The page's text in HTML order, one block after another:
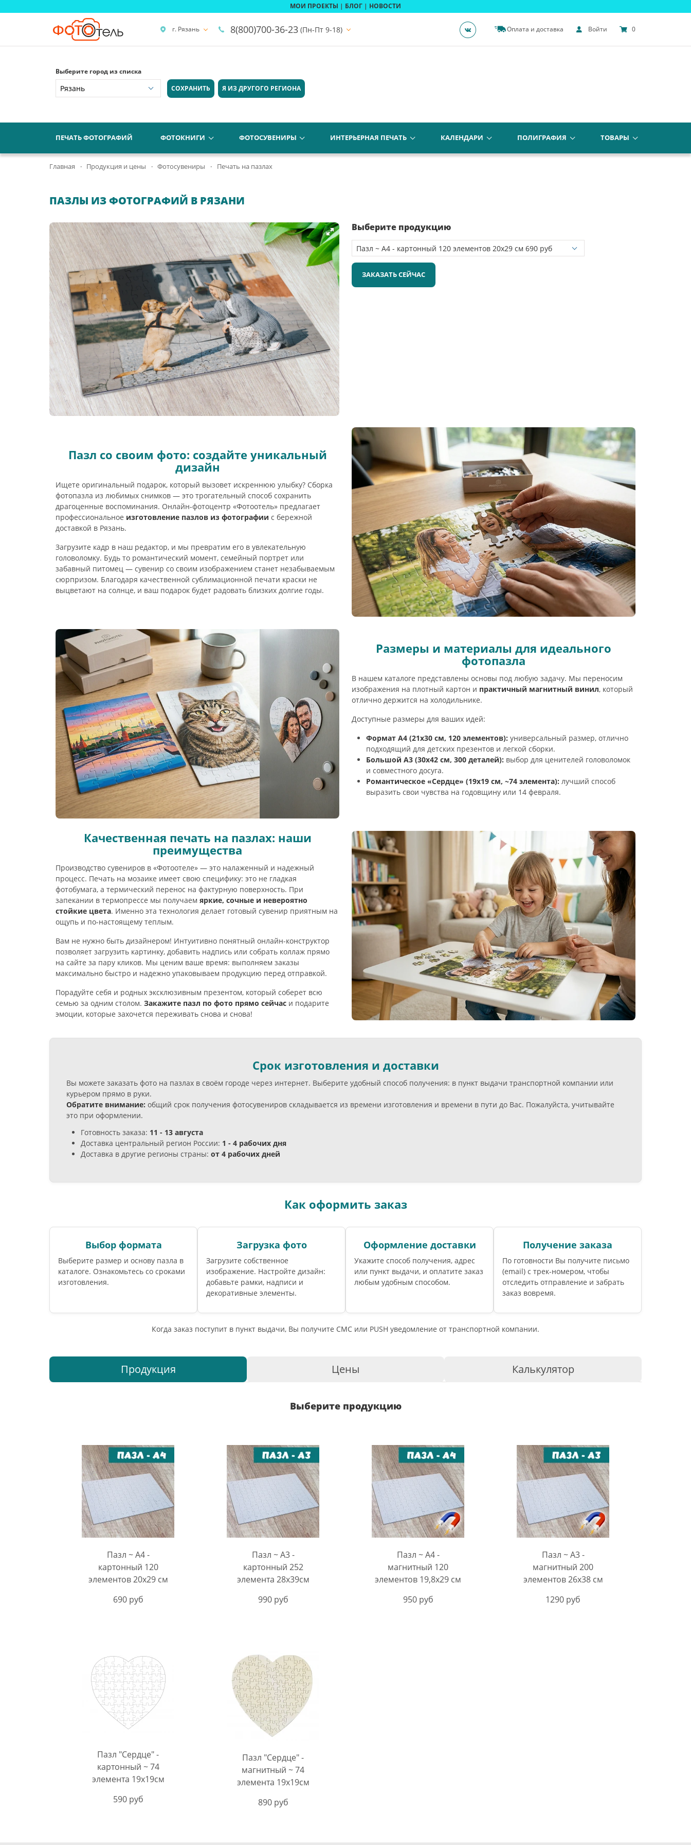
МОИ ПРОЕКТЫ | БЛОГ | НОВОСТИ
г. Рязань 8(800)700-36-23 (Пн-Пт 9-18) Оплата и доставка Войти 0
Выберите город из списка
СОХРАНИТЬ
Я ИЗ ДРУГОГО РЕГИОНА
ПЕЧАТЬ ФОТОГРАФИЙ ФОТОКНИГИ ФОТОСУВЕНИРЫ ИНТЕРЬЕРНАЯ ПЕЧАТЬ КАЛЕНДАРИ ПОЛИГРАФИЯ ТОВАРЫ
Главная Продукция и цены Фотосувениры Печать на пазлах
ПАЗЛЫ ИЗ ФОТОГРАФИЙ В РЯЗАНИ
Выберите продукцию
ЗАКАЗАТЬ СЕЙЧАС
Пазл со своим фото: создайте уникальный
дизайн
Ищете оригинальный подарок, который вызовет искреннюю улыбку? Сборка
фотопазла из любимых снимков — это трогательный способ сохранить
драгоценные воспоминания. Онлайн-фотоцентр «Фотоотель» предлагает
профессиональное изготовление пазлов из фотографии с бережной
доставкой в Рязань.
Загрузите кадр в наш редактор, и мы превратим его в увлекательную
головоломку. Будь то романтический момент, семейный портрет или
забавный питомец — сувенир со своим изображением станет незабываемым
сюрпризом. Благодаря качественной сублимационной печати краски не
выцветают на солнце, и ваш подарок будет радовать близких долгие годы.
Размеры и материалы для идеального
фотопазла
В нашем каталоге представлены основы под любую задачу. Мы переносим
изображения на плотный картон и практичный магнитный винил, который
отлично держится на холодильнике.
Доступные размеры для ваших идей:
Формат А4 (21х30 см, 120 элементов): универсальный размер, отлично
подходящий для детских презентов и легкой сборки.
Большой А3 (30х42 см, 300 деталей): выбор для ценителей головоломок
и совместного досуга.
Романтическое «Сердце» (19х19 см, ~74 элемента): лучший способ
выразить свои чувства на годовщину или 14 февраля.
Качественная печать на пазлах: наши
преимущества
Производство сувениров в «Фотоотеле» — это налаженный и надежный
процесс. Печать на мозаике имеет свою специфику: это не гладкая
фотобумага, а термический перенос на фактурную поверхность. При
запекании в термопрессе мы получаем яркие, сочные и невероятно
стойкие цвета. Именно эта технология делает готовый сувенир приятным на
ощупь и по-настоящему теплым.
Вам не нужно быть дизайнером! Интуитивно понятный онлайн-конструктор
позволяет загрузить картинку, добавить надпись или собрать коллаж прямо
на сайте за пару кликов. Мы ценим ваше время: выполняем заказы
максимально быстро и надежно упаковываем продукцию перед отправкой.
Порадуйте себя и родных эксклюзивным презентом, который соберет всю
семью за одним столом. Закажите пазл по фото прямо сейчас и подарите
эмоции, которые захочется переживать снова и снова!
Срок изготовления и доставки
Вы можете заказать фото на пазлах в своём городе через интернет. Выберите удобный способ получения: в пункт выдачи транспортной компании или
курьером прямо в руки.
Обратите внимание: общий срок получения фотосувениров складывается из времени изготовления и времени в пути до Вас. Пожалуйста, учитывайте
это при оформлении.
Готовность заказа: 11 - 13 августа
Доставка центральный регион России: 1 - 4 рабочих дня
Доставка в другие регионы страны: от 4 рабочих дней
Как оформить заказ
Выбор формата
Выберите размер и основу пазла в
каталоге. Ознакомьтесь со сроками
изготовления.
Загрузка фото
Загрузите собственное
изображение. Настройте дизайн:
добавьте рамки, надписи и
декоративные элементы.
Оформление доставки
Укажите способ получения, адрес
или пункт выдачи, и оплатите заказ
любым удобным способом.
Получение заказа
По готовности Вы получите письмо
(email) c трек-номером, чтобы
отследить отправление и забрать
заказ вовремя.
Когда заказ поступит в пункт выдачи, Вы получите СМС или PUSH уведомление от транспортной компании.
Продукция Цены Калькулятор
Выберите продукцию
Пазл ~ А4 -
картонный 120
элементов 20х29 см
690 руб
Пазл ~ А3 -
картонный 252
элемента 28х39см
990 руб
Пазл ~ А4 -
магнитный 120
элементов 19,8х29 см
950 руб
Пазл ~ А3 -
магнитный 200
элементов 26х38 см
1290 руб
Пазл "Сердце" -
картонный ~ 74
элемента 19х19см
590 руб
Пазл "Сердце" -
магнитный ~ 74
элемента 19х19см
890 руб